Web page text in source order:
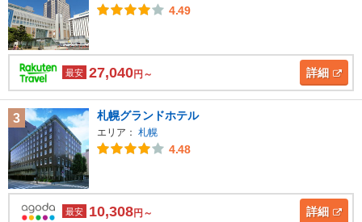
4.49
最安 27,040円～ 詳細
3 札幌グランドホテル
エリア： 札幌
4.48
最安 10,308円～ 詳細